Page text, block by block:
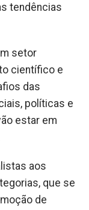
tendências
setor
científico e
das
políticas e
estar em
aos
que se
de